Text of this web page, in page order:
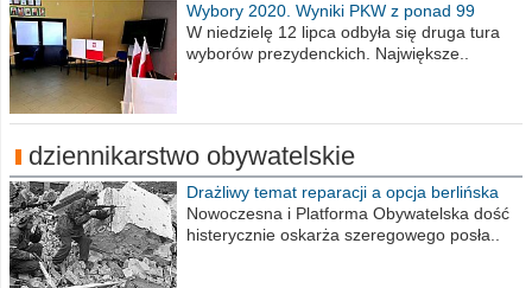
Wybory 2020. Wyniki PKW z ponad 99
procent obwodów
W niedzielę 12 lipca odbyła się druga tura
wyborów prezydenckich. Największe..
dziennikarstwo obywatelskie
Drażliwy temat reparacji a opcja berlińska
Nowoczesna i Platforma Obywatelska dość
histerycznie oskarża szeregowego posła..